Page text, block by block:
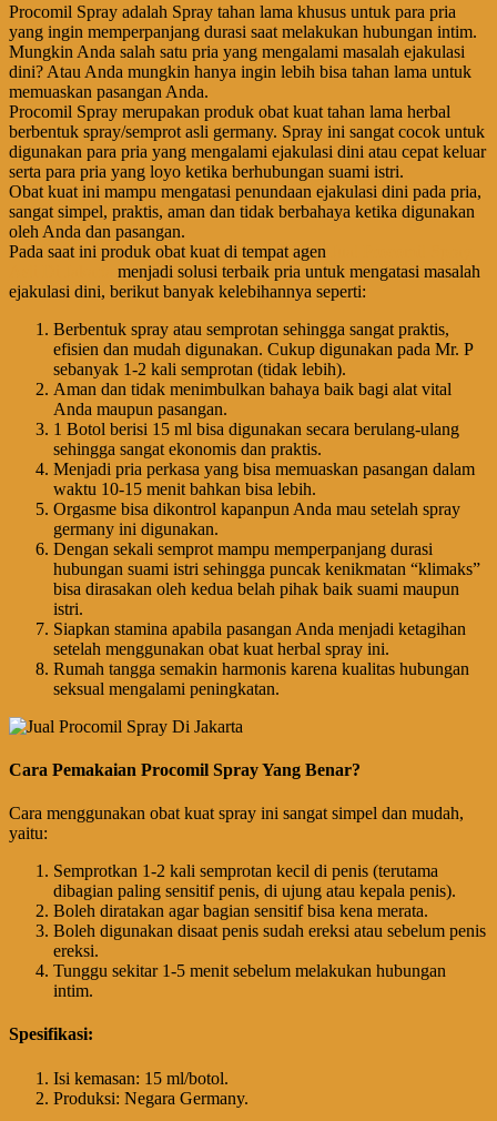
Procomil Spray adalah Spray tahan lama khusus untuk para pria
yang ingin memperpanjang durasi saat melakukan hubungan intim.
Mungkin Anda salah satu pria yang mengalami masalah ejakulasi
dini? Atau Anda mungkin hanya ingin lebih bisa tahan lama untuk
memuaskan pasangan Anda.
Procomil Spray merupakan produk obat kuat tahan lama herbal
berbentuk spray/semprot asli germany. Spray ini sangat cocok untuk
digunakan para pria yang mengalami ejakulasi dini atau cepat keluar
serta para pria yang loyo ketika berhubungan suami istri.
Obat kuat ini mampu mengatasi penundaan ejakulasi dini pada pria,
sangat simpel, praktis, aman dan tidak berbahaya ketika digunakan
oleh Anda dan pasangan.
Pada saat ini produk obat kuat di tempat agen
menjadi solusi terbaik pria untuk mengatasi masalah
ejakulasi dini, berikut banyak kelebihannya seperti:
Berbentuk spray atau semprotan sehingga sangat praktis,
efisien dan mudah digunakan. Cukup digunakan pada Mr. P
sebanyak 1-2 kali semprotan (tidak lebih).
Aman dan tidak menimbulkan bahaya baik bagi alat vital
Anda maupun pasangan.
1 Botol berisi 15 ml bisa digunakan secara berulang-ulang
sehingga sangat ekonomis dan praktis.
Menjadi pria perkasa yang bisa memuaskan pasangan dalam
waktu 10-15 menit bahkan bisa lebih.
Orgasme bisa dikontrol kapanpun Anda mau setelah spray
germany ini digunakan.
Dengan sekali semprot mampu memperpanjang durasi
hubungan suami istri sehingga puncak kenikmatan “klimaks”
bisa dirasakan oleh kedua belah pihak baik suami maupun
istri.
Siapkan stamina apabila pasangan Anda menjadi ketagihan
setelah menggunakan obat kuat herbal spray ini.
Rumah tangga semakin harmonis karena kualitas hubungan
seksual mengalami peningkatan.
Cara Pemakaian Procomil Spray Yang Benar?
Cara menggunakan obat kuat spray ini sangat simpel dan mudah,
yaitu:
Semprotkan 1-2 kali semprotan kecil di penis (terutama
dibagian paling sensitif penis, di ujung atau kepala penis).
Boleh diratakan agar bagian sensitif bisa kena merata.
Boleh digunakan disaat penis sudah ereksi atau sebelum penis
ereksi.
Tunggu sekitar 1-5 menit sebelum melakukan hubungan
intim.
Spesifikasi:
Isi kemasan: 15 ml/botol.
Produksi: Negara Germany.